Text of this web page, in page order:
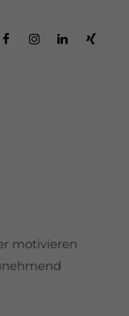
motivieren